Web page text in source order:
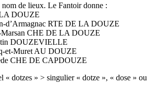
nom de lieux. Le Fantoir donne :
DOUZE
d’Armagnac RTE DE LA DOUZE
Marsan CHE DE LA DOUZE
DOUZEVIELLE
et-Muret AU DOUZE
CHE DE CAPDOUZE
« dotzes » > singulier « dotze », « dose » ou